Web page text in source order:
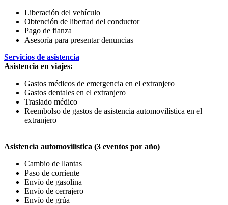
Liberación del vehículo
Obtención de libertad del conductor
Pago de fianza
Asesoría para presentar denuncias
Servicios de asistencia
Asistencia en viajes:
Gastos médicos de emergencia en el extranjero
Gastos dentales en el extranjero
Traslado médico
Reembolso de gastos de asistencia automovilística en el
extranjero
Asistencia automovilística (3 eventos por año)
Cambio de llantas
Paso de corriente
Envío de gasolina
Envío de cerrajero
Envío de grúa